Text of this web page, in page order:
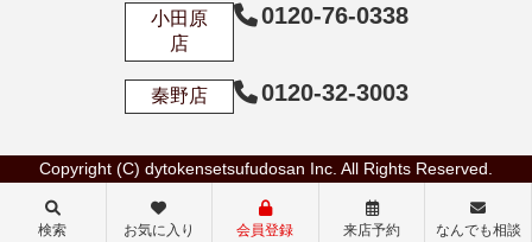
小田原
店
0120-76-0338
秦野店 0120-32-3003
Copyright (C) dytokensetsufudosan Inc. All Rights Reserved.
検索 お気に入り 会員登録 来店予約 なんでも相談